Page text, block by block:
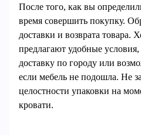
После того, как вы
время совершить покупку.
доставки и возврата товара.
предлагают удобные
доставку по городу или
если мебель не подошла. Не
целостности упаковки на
кровати.